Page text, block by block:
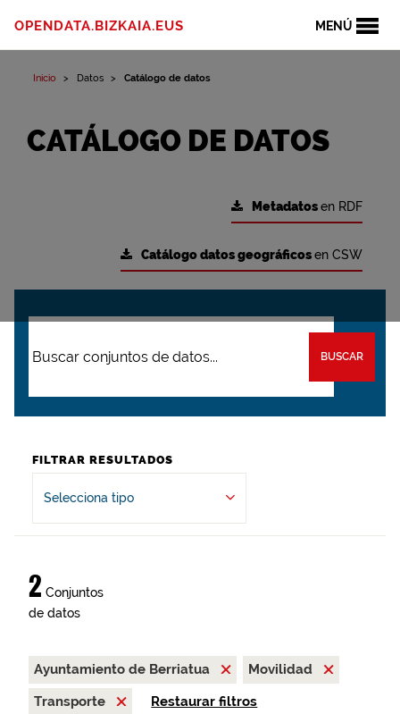
MENÚ
OPENDATA.BIZKAIA.EUS
Inicio Datos Catálogo de datos
CATÁLOGO DE DATOS
Metadatosen RDF
Catálogo datos geográficosen CSW
BUSCAR
FILTRAR RESULTADOS
Selecciona tipo
2 Conjuntos
de datos
Ayuntamiento de Berriatua
Movilidad
Transporte
Restaurar filtros